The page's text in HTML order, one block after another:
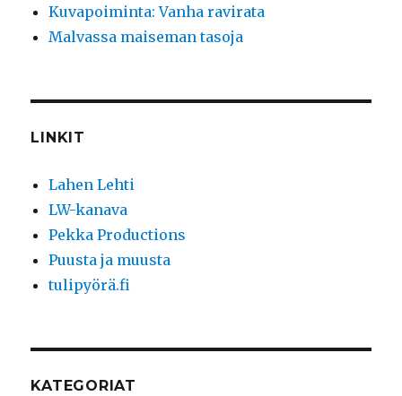
Kuvapoiminta: Vanha ravirata
Malvassa maiseman tasoja
LINKIT
Lahen Lehti
LW-kanava
Pekka Productions
Puusta ja muusta
tulipyörä.fi
KATEGORIAT